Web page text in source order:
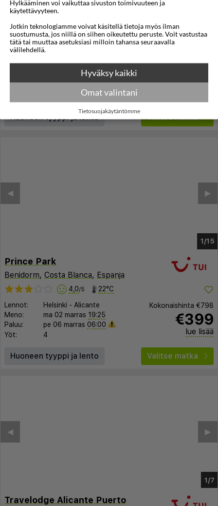
Hotel Benidorm City Olympia
Benidorm,Costa Blanca,Espanja
su 01 marras 18:45
€394
Huoneen tyyppi ja lento Valitse matka
1/8
▶︎
◀︎
Prince Park
Benidorm, Costa Blanca, Espanja
4,0/5 22°C
Lennot: Helsinki - Alicante
Meno:
ma 02 marras 19:25
Paluu:
pe 06 marras 06:00
Yöt:
4
Kokonaishinta €798
€399
lue lisää
Huoneen tyyppi ja lento Valitse matka
1/2
▶︎
◀︎
Travelodge Alicante Puerto
Hylkääminen voi vaikuttaa sivuston toimivuuteen ja
käytettävyyteen.
Jotkin teknologiamme voivat käsitellä tietoja myös ilman
suostumusta, jos niillä on siihen oikeutettu peruste. Voit vastustaa
tätä tai muuttaa asetuksiasi milloin tahansa seuraavalla
välilehdellä.
Hyväksy kaikki
Omat valintani
Tietosuojakäytäntömme